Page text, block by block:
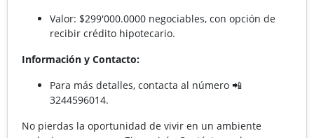
Valor: $299'000.0000 negociables, con opción de
recibir crédito hipotecario.
Información y Contacto:
Para más detalles, contacta al número 📲
3244596014.
No pierdas la oportunidad de vivir en un ambiente